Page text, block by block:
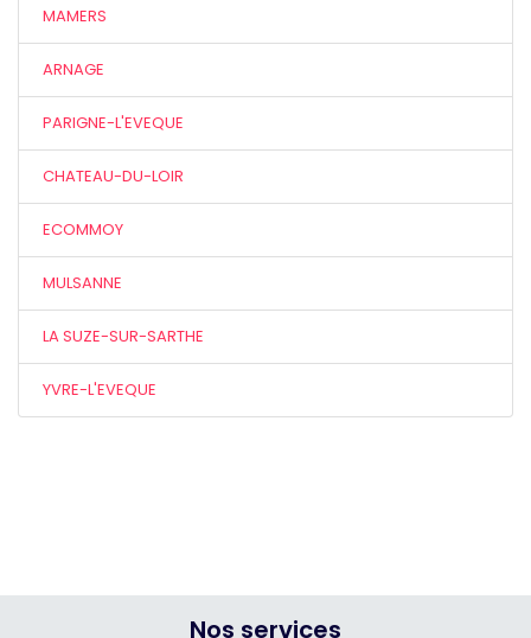
MAMERS
ARNAGE
PARIGNE-L'EVEQUE
CHATEAU-DU-LOIR
ECOMMOY
MULSANNE
LA SUZE-SUR-SARTHE
YVRE-L'EVEQUE
Nos services